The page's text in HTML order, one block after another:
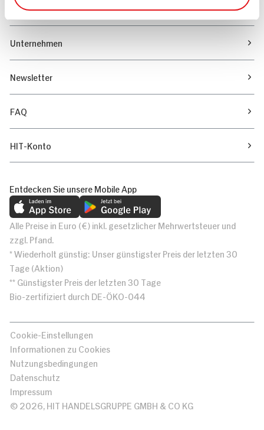
Verantwortung & Nachhaltigkeit
Unternehmen
Newsletter
FAQ
HIT-Konto
Entdecken Sie unsere Mobile App
Alle Preise in Euro (€) inkl. gesetzlicher Mehrwertsteuer und
zzgl. Pfand.
* Wiederholt günstig: Unser günstigster Preis der letzten 30
Tage (Aktion)
** Günstigster Preis der letzten 30 Tage
Bio-zertifiziert durch DE-ÖKO-044
Cookie-Einstellungen
Informationen zu Cookies
Nutzungsbedingungen
Datenschutz
Impressum
© 2026, HIT HANDELSGRUPPE GMBH & CO KG